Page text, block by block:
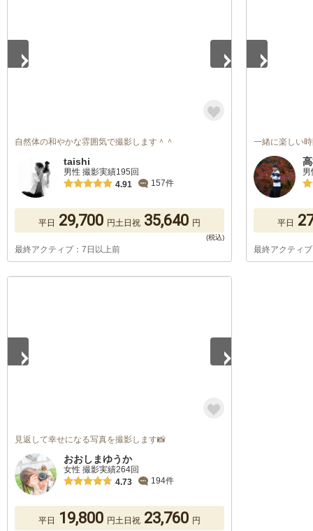
自然体の和やかな雰囲気で撮影します＾＾
taishi
男性 撮影実績195回
4.91
157件
平日 29,700 円土日祝 35,640 円
最終アクティブ：7日以上前
一緒に楽しい
男
平日
最終アクティ
見返して幸せになる写真を撮影します📸
おおしまゆうか
女性 撮影実績264回
4.73
194件
平日 19,800 円土日祝 23,760 円